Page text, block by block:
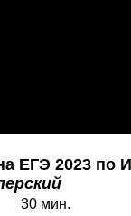
ЕГЭ 2023 по
30 мин.